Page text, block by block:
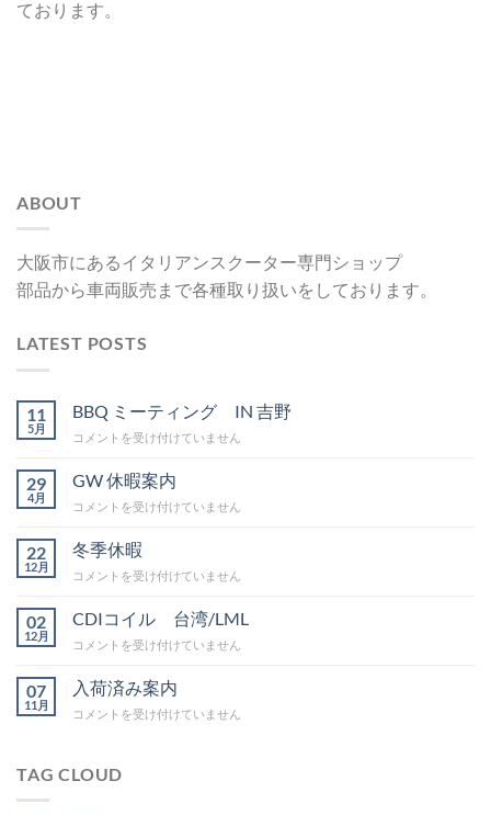
ております。
ABOUT
大阪市にあるイタリアンスクーター専門ショップ
部品から車両販売まで各種取り扱いをしております。
LATEST POSTS
11
5月
BBQ ミーティング IN 吉野
BBQ
ー
テ
ィ
グ
吉
は
コメントを受け付けていません
29
4月
GW 休暇案内
GW
暇
案
内
コメントを受け付けていません
22
12月
冬季休暇
冬
休
暇
は
コメントを受け付けていません
02
12月
CDIコイル 台湾/LML
CDI
イ
ル
台
コメントを受け付けていません
07
11月
入荷済み案内
入
み
コメントを受け付けていません
TAG CLOUD